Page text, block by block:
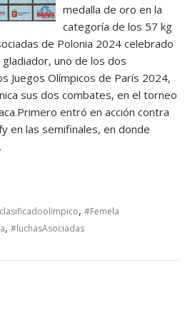
medalla de oro en la
categoría de los 57 kg
de Polonia 2024 celebrado
gladiador, uno de los dos
Juegos Olímpicos de París 2024,
sus dos combates, en el torneo
entró en acción contra
en las semifinales, en donde
,#Femela
,#luchasAsociadas